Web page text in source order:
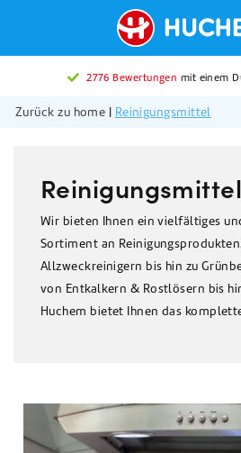
2776 Bewertungen mit einem
Zurück zu home | Reinigungsmittel
Reinigungsmittel
Wir bieten Ihnen ein vielfältiges
Sortiment an
Allzweckreinigern bis hin zu
von Entkalkern & Rostlösern bis
Huchem bietet Ihnen das